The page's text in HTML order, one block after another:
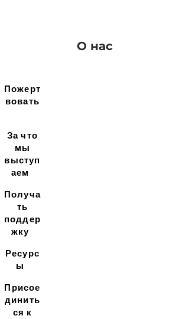
О нас
Пожерт
вовать
За что
мы
выступ
аем
Получа
ть
поддер
жку
Ресурс
ы
Присое
динить
ся к